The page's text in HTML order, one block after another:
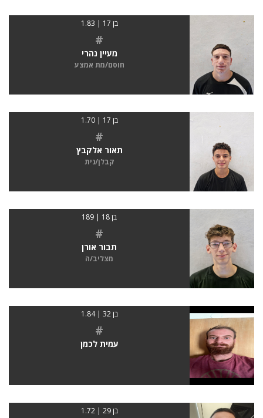
בן 17 | 1.83
#
מעיין נהרי
חוסם/מת אמצע
בן 17 | 1.70
#
תאור אלקבץ
קבלן/נית
בן 18 | 189
#
תבור אורן
מצליב/ה
בן 32 | 1.84
#
עמית לכמן
בן 29 | 1.72